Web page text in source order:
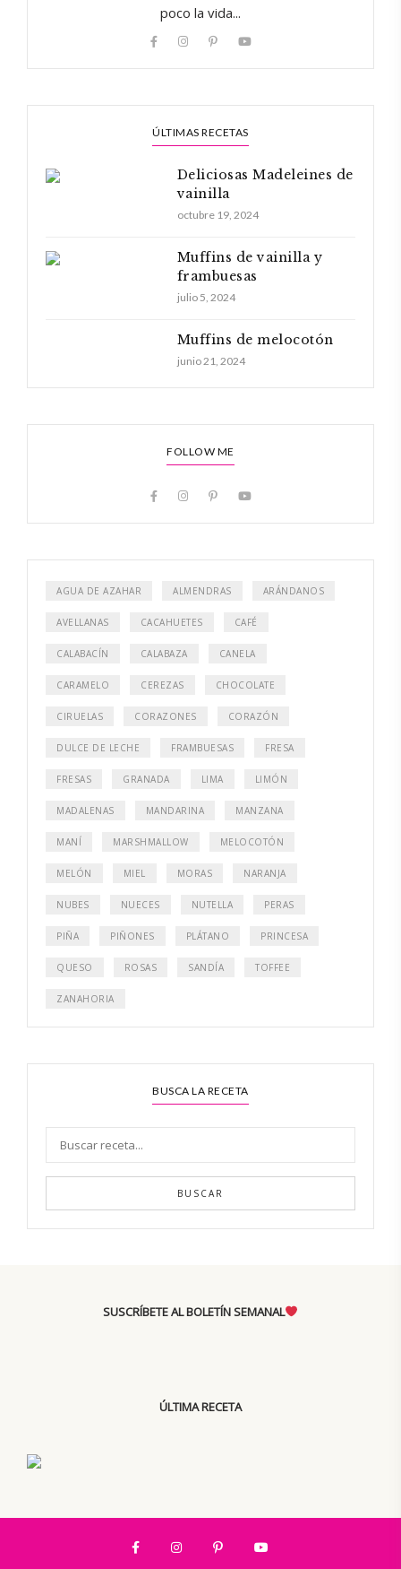
poco la vida...
ÚLTIMAS RECETAS
Deliciosas Madeleines de
vainilla
octubre 19, 2024
Muffins de vainilla y
frambuesas
julio 5, 2024
Muffins de melocotón
junio 21, 2024
FOLLOW ME
AGUA DE AZAHAR ALMENDRAS ARÁNDANOS
AVELLANAS CACAHUETES CAFÉ
CALABACÍN CALABAZA CANELA
CARAMELO CEREZAS CHOCOLATE
CIRUELAS CORAZONES CORAZÓN
DULCE DE LECHE FRAMBUESAS FRESA
FRESAS GRANADA LIMA LIMÓN
MADALENAS MANDARINA MANZANA
MANÍ MARSHMALLOW MELOCOTÓN
MELÓN MIEL MORAS NARANJA
NUBES NUECES NUTELLA PERAS
PIÑA PIÑONES PLÁTANO PRINCESA
QUESO ROSAS SANDÍA TOFFEE
ZANAHORIA
BUSCA LA RECETA
BUSCAR
SUSCRÍBETE AL BOLETÍN SEMANAL
ÚLTIMA RECETA